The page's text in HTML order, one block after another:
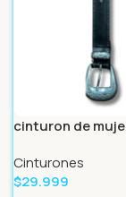
cinturon de
Cinturones
$29.999